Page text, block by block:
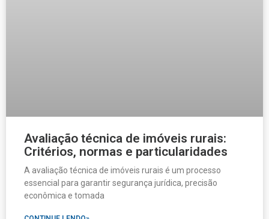
Avaliação técnica de imóveis rurais:
Critérios, normas e particularidades
A avaliação técnica de imóveis rurais é um processo
essencial para garantir segurança jurídica, precisão
econômica e tomada